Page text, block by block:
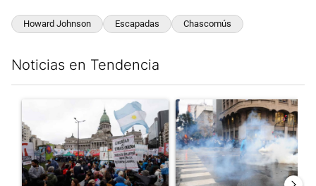
Howard Johnson Escapadas Chascomús
Noticias en Tendencia
Un artículo de tendencia con el título "Congreso vallado y
Un artículo de tendencia con